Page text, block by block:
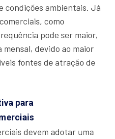
condições ambientais. Já
como
pode ser maior,
devido ao maior
fontes de atração de
para
devem adotar uma